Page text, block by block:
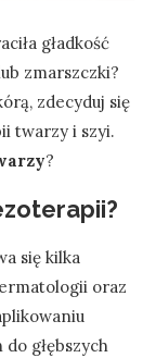
gładkość
zmarszczki?
zdecyduj się
twarzy i szyi.
?
się kilka
oraz
głębszych